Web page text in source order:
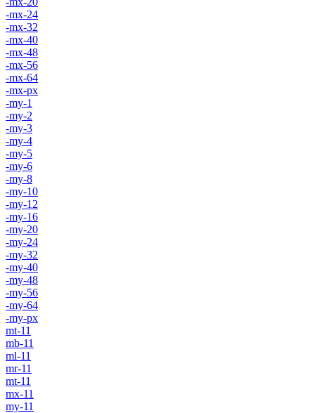
-mx-24
-mx-32
-mx-40
-mx-48
-mx-56
-mx-64
-mx-px
-my-1
-my-2
-my-3
-my-4
-my-5
-my-6
-my-8
-my-10
-my-12
-my-16
-my-20
-my-24
-my-32
-my-40
-my-48
-my-56
-my-64
-my-px
mt-11
mb-11
ml-11
mr-11
mt-11
mx-11
my-11